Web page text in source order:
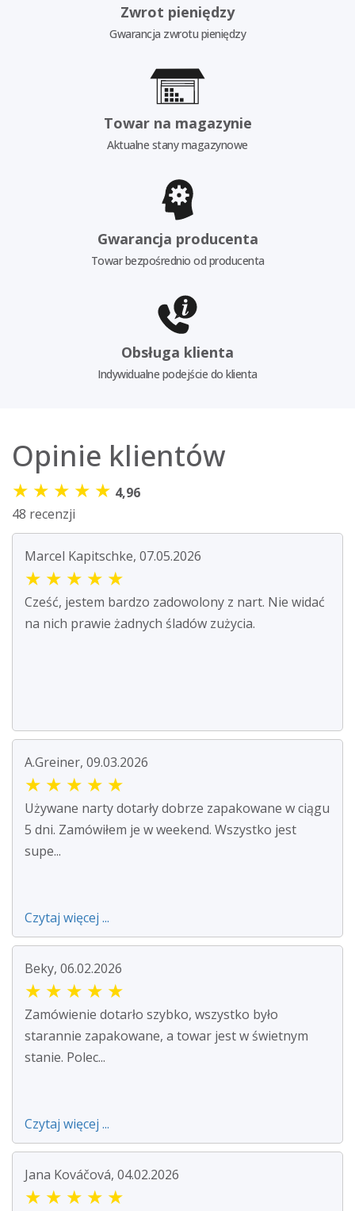
Zwrot pieniędzy
Gwarancja zwrotu pieniędzy
Towar na magazynie
Aktualne stany magazynowe
Gwarancja producenta
Towar bezpośrednio od producenta
Obsługa klienta
Indywidualne podejście do klienta
Opinie klientów
★ ★ ★ ★ ★ 4,96
48 recenzji
Marcel Kapitschke, 07.05.2026
★ ★ ★ ★ ★
Cześć, jestem bardzo zadowolony z nart. Nie widać
na nich prawie żadnych śladów zużycia.
A.Greiner, 09.03.2026
★ ★ ★ ★ ★
Używane narty dotarły dobrze zapakowane w ciągu
5 dni. Zamówiłem je w weekend. Wszystko jest
supe...
Czytaj więcej ...
Beky, 06.02.2026
★ ★ ★ ★ ★
Zamówienie dotarło szybko, wszystko było
starannie zapakowane, a towar jest w świetnym
stanie. Polec...
Czytaj więcej ...
Jana Kováčová, 04.02.2026
★ ★ ★ ★ ★